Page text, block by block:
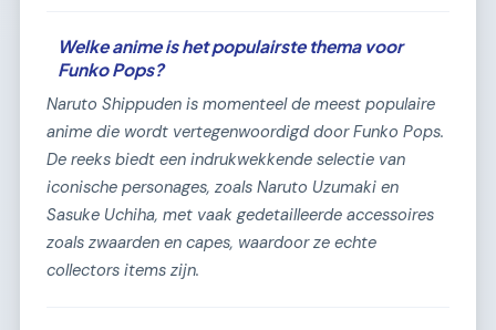
Welke anime is het populairste thema voor
Funko Pops?
Naruto Shippuden is momenteel de meest populaire
anime die wordt vertegenwoordigd door Funko Pops.
De reeks biedt een indrukwekkende selectie van
iconische personages, zoals Naruto Uzumaki en
Sasuke Uchiha, met vaak gedetailleerde accessoires
zoals zwaarden en capes, waardoor ze echte
collectors items zijn.